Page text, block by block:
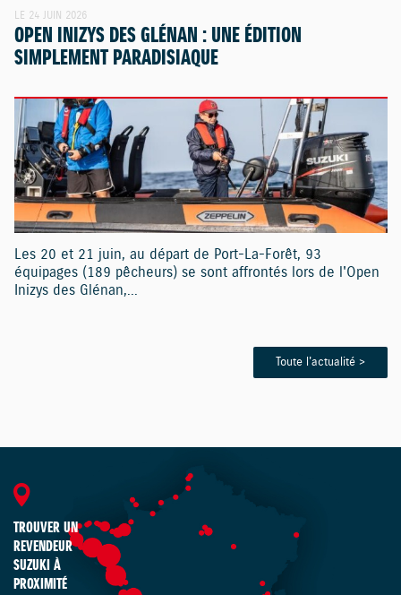
LE 24 JUIN 2026
OPEN INIZYS DES GLÉNAN : UNE ÉDITION
SIMPLEMENT PARADISIAQUE
Les 20 et 21 juin, au départ de Port-La-Forêt, 93
équipages (189 pêcheurs) se sont affrontés lors de l'Open
Inizys des Glénan,...
Toute l'actualité >
TROUVER UN
REVENDEUR
SUZUKI À
PROXIMITÉ